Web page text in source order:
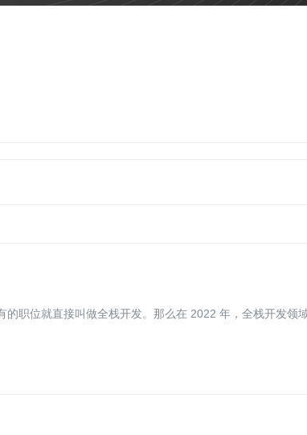
职位就直接叫做全栈开发。那么在 2022 年，全栈开发领域